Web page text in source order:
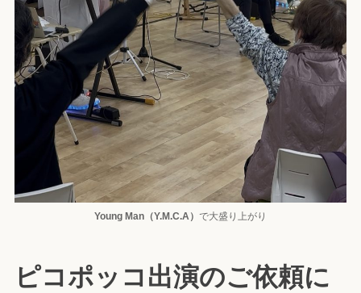
Young Man（Y.M.C.A） で大盛り上がり
ピコポッコ出演のご依頼に